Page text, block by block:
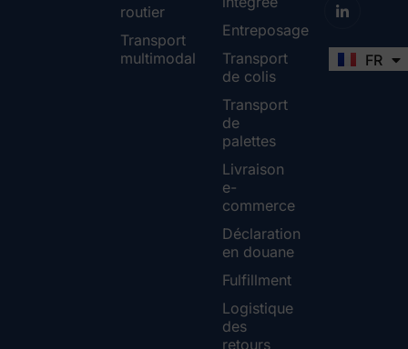
routier
Transport
multimodal
Entreposage
Transport
de colis
Transport
de
palettes
Livraison
e-
commerce
Déclaration
en douane
Fulfillment
Logistique
des
retours
FR
EN